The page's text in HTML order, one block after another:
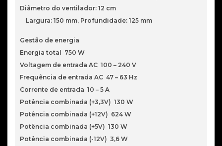
Diâmetro do ventilador: 12 cm
Largura: 150 mm, Profundidade: 125 mm
Gestão de energia
Energia total 750 W
Voltagem de entrada AC 100 – 240 V
Frequência de entrada AC 47 – 63 Hz
Corrente de entrada 10 – 5 A
Potência combinada (+3,3V) 130 W
Potência combinada (+12V) 624 W
Potência combinada (+5V) 130 W
Potência combinada (-12V) 3,6 W